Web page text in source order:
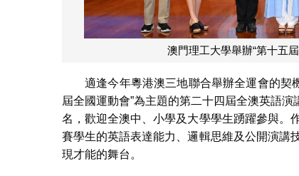
澳門理工大學舉辦“第十五
適逢今年粵港澳三地聯合舉辦全運會的契
屆全國運動會”為主題的第二十四屆全澳英語
名，歡迎全澳中、小學及大學學生踴躍參與。
賽學生的英語表達能力、邏輯思維及公開演講
現才能的舞台。